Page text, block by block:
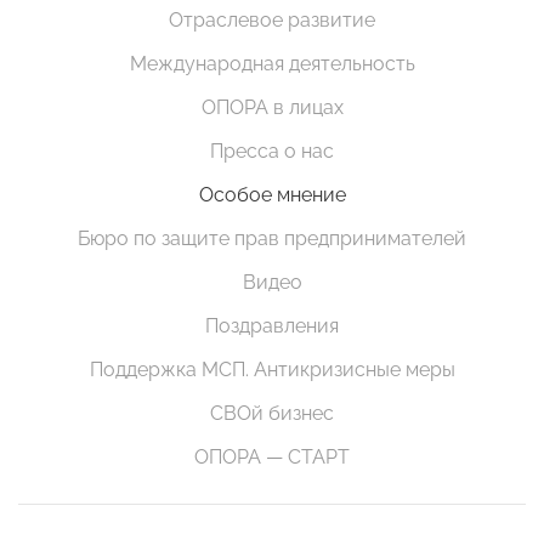
Отраслевое развитие
Международная деятельность
ОПОРА в лицах
Пресса о нас
Особое мнение
Бюро по защите прав предпринимателей
Видео
Поздравления
Поддержка МСП. Антикризисные меры
СВОй бизнес
ОПОРА — СТАРТ